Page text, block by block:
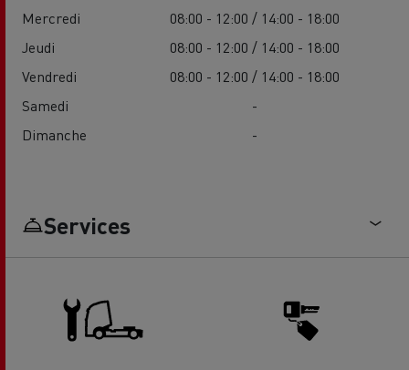
Mercredi
08:00 - 12:00 / 14:00 - 18:00
Jeudi
08:00 - 12:00 / 14:00 - 18:00
Vendredi
08:00 - 12:00 / 14:00 - 18:00
Samedi
-
Dimanche
-
Services